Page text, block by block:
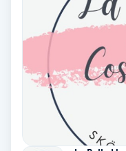
Plastikkirurgi
Powder brows
Power Yoga
PRP (Platelet Rich